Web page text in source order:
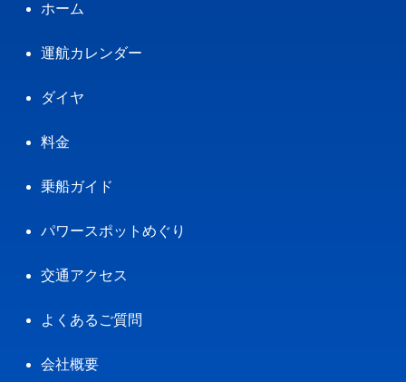
ホーム
運航カレンダー
ダイヤ
料金
乗船ガイド
パワースポットめぐり
交通アクセス
よくあるご質問
会社概要